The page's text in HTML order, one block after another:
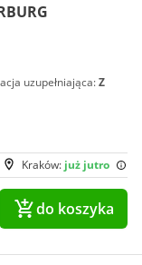
uzupełniająca:Z
Kraków: już jutro
do koszyka